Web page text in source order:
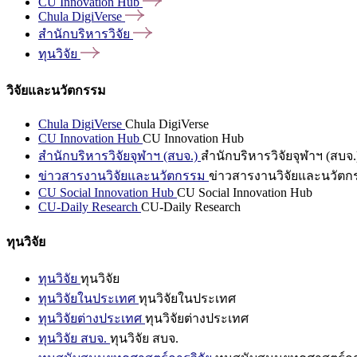
Chula DigiVerse
สำนักบริหารวิจัย
ทุนวิจัย
วิจัยและนวัตกรรม
Chula DigiVerse Chula DigiVerse
CU Innovation Hub CU Innovation Hub
สำนักบริหารวิจัยจุฬาฯ (สบจ.) สำนักบริหารวิจัยจุฬาฯ (สบจ
ข่าวสารงานวิจัยและนวัตกรรม ข่าวสารงานวิจัยและนวัตก
CU Social Innovation Hub CU Social Innovation Hub
CU-Daily Research CU-Daily Research
ทุนวิจัย
ทุนวิจัย ทุนวิจัย
ทุนวิจัยในประเทศ ทุนวิจัยในประเทศ
ทุนวิจัยต่างประเทศ ทุนวิจัยต่างประเทศ
ทุนวิจัย สบจ. ทุนวิจัย สบจ.